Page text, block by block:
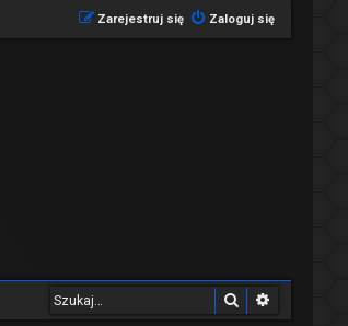
Zaloguj się
Zarejestruj się
Szukaj